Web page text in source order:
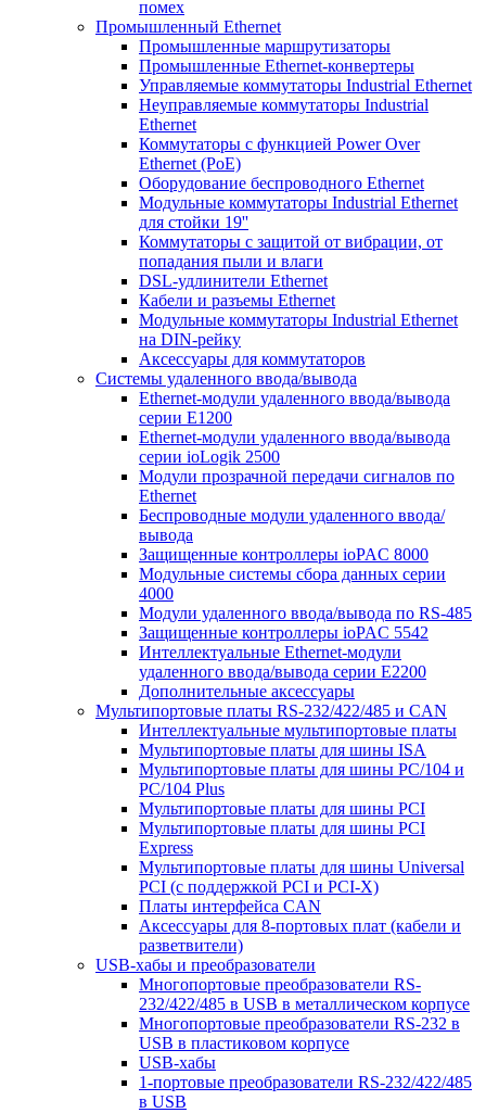
помех
Промышленный Ethernet
Промышленные маршрутизаторы
Промышленные Ethernet-конвертеры
Управляемые коммутаторы Industrial Ethernet
Неуправляемые коммутаторы Industrial
Ethernet
Коммутаторы с функцией Power Over
Ethernet (PoE)
Оборудование беспроводного Ethernet
Модульные коммутаторы Industrial Ethernet
для стойки 19''
Коммутаторы с защитой от вибрации, от
попадания пыли и влаги
DSL-удлинители Ethernet
Кабели и разъемы Ethernet
Модульные коммутаторы Industrial Ethernet
на DIN-рейку
Аксессуары для коммутаторов
Системы удаленного ввода/вывода
Ethernet-модули удаленного ввода/вывода
серии E1200
Ethernet-модули удаленного ввода/вывода
серии ioLogik 2500
Модули прозрачной передачи сигналов по
Ethernet
Беспроводные модули удаленного ввода/
вывода
Защищенные контроллеры ioPAC 8000
Модульные системы сбора данных серии
4000
Модули удаленного ввода/вывода по RS-485
Защищенные контроллеры ioPAC 5542
Интеллектуальные Ethernet-модули
удаленного ввода/вывода серии E2200
Дополнительные аксессуары
Мультипортовые платы RS-232/422/485 и CAN
Интеллектуальные мультипортовые платы
Мультипортовые платы для шины ISA
Мультипортовые платы для шины PC/104 и
PC/104 Plus
Мультипортовые платы для шины PCI
Мультипортовые платы для шины PCI
Express
Мультипортовые платы для шины Universal
PCI (с поддержкой PCI и PCI-X)
Платы интерфейса CAN
Аксессуары для 8-портовых плат (кабели и
разветвители)
USB-хабы и преобразователи
Многопортовые преобразователи RS-
232/422/485 в USB в металлическом корпусе
Многопортовые преобразователи RS-232 в
USB в пластиковом корпусе
USB-хабы
1-портовые преобразователи RS-232/422/485
в USB